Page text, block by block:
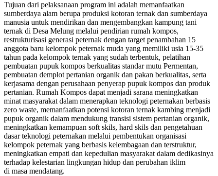
Tujuan dari pelaksanaan program ini adalah memanfaatkan
sumberdaya alam berupa produksi kotoran ternak dan sumberdaya
manusia untuk mendirikan dan mengembangkan kampung tani
ternak di Desa Melung melalui pendirian rumah kompos,
restrukturisasi generasi peternak dengan target penambahan 15
anggota baru kelompok peternak muda yang memiliki usia 15-35
tahun pada kelompok ternak yang sudah terbentuk, pelatihan
pembuatan pupuk kompos berkualitas standar mutu Permentan,
pembuatan demplot pertanian organik dan pakan berkualitas, serta
kerjasama dengan perusahaan penyerap pupuk kompos dan produk
pertanian. Rumah Kompos dapat menjadi sarana meningkatkan
minat masyarakat dalam menerapkan teknologi peternakan berbasis
zero waste, memanfaatkan potensi kotoran ternak kambing menjadi
pupuk organik dalam mendukung transisi sistem pertanian organik,
meningkatkan kemampuan soft skils, hard skils dan pengetahuan
dasar teknologi peternakan melalui pembentukan organisasi
kelompok peternak yang berbasis kelembagaan dan terstruktur,
meningkatkan empati dan kepedulian masyarakat dalam dedikasinya
terhadap kelestarian lingkungan hidup dan perubahan iklim
di masa mendatang.